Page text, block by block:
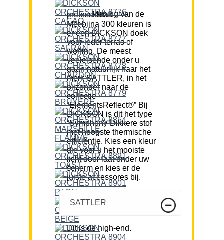
Mening van de professional:
Met bijna 300 kleuren is
er een DICKSON doek
voor ieder terras of
woning. De meest
veeleisende onder u
gaan natuurlijk naar het
merk SATTLER, in het
bijzonder naar de
collectie
“ElementsReflect®” Bij
DICKSON is dit het type
“Symphony”Dikkere stof
met hoogste thermische
efficiëntie. Kies een kleur
die voor u het mooiste
licht door laat onder uw
scherm en kies er de
juiste accessores bij.
SATTLER
Dit is de high-end.